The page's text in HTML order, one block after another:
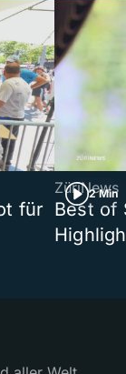
für
2 Min
ZüriNews
Best of